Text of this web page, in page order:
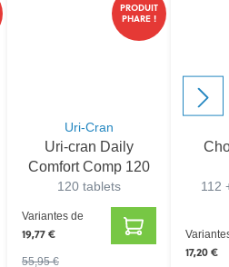
PRODUIT
PHARE !
Uri-Cran
Uri-cran Daily
Comfort Comp 120
120 tablets
Variantes de
19,77 €
55,95 €
112
17,20 €